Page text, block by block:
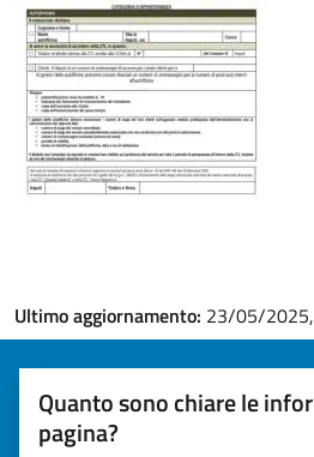
Ultimo aggiornamento: 23/05/
Quanto sono chiare le
pagina?